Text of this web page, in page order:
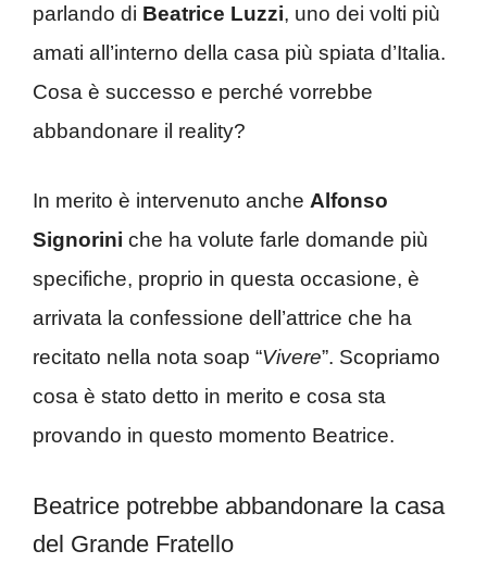
parlando di Beatrice Luzzi, uno dei volti più
amati all’interno della casa più spiata d’Italia.
Cosa è successo e perché vorrebbe
abbandonare il reality?
In merito è intervenuto anche Alfonso
Signorini che ha volute farle domande più
specifiche, proprio in questa occasione, è
arrivata la confessione dell’attrice che ha
recitato nella nota soap “Vivere”. Scopriamo
cosa è stato detto in merito e cosa sta
provando in questo momento Beatrice.
Beatrice potrebbe abbandonare la casa
del Grande Fratello